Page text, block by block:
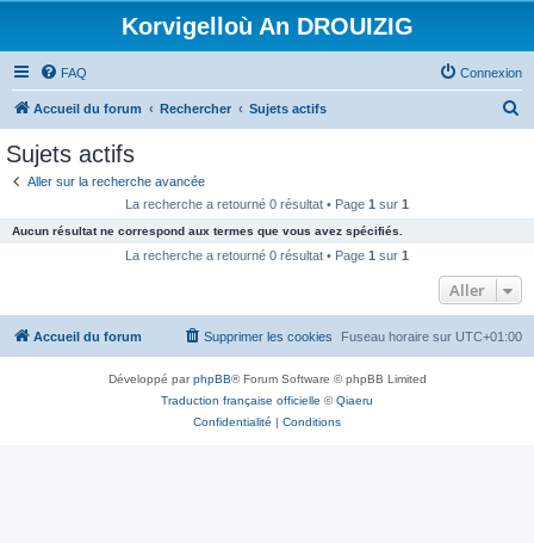
Korvigelloù An DROUIZIG
FAQ Connexion
Accueil du forum Rechercher Sujets actifs
c
e
Sujets actifs
Aller sur la recherche avancée
La recherche a retourné 0 résultat • Page 1 sur 1
Aucun résultat ne correspond aux termes que vous avez spécifiés.
La recherche a retourné 0 résultat • Page 1 sur 1
Aller
Accueil du forum Fuseau horaire sur UTC+01:00
Supprimer les cookies
Développé parphpBB® Forum Software © phpBB Limited
Traduction française officielle ©Qiaeru
Confidentialité | Conditions